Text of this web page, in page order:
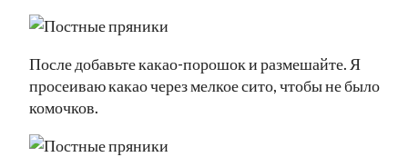
После добавьте какао-порошок и размешайте. Я
просеиваю какао через мелкое сито, чтобы не было
комочков.